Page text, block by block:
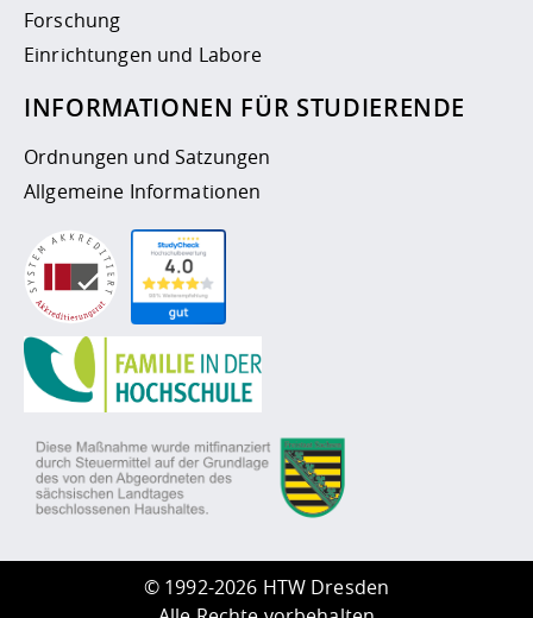
Forschung
Einrichtungen und Labore
INFORMATIONEN FÜR STUDIERENDE
Ordnungen und Satzungen
Allgemeine Informationen
© 1992-2026 HTW Dresden